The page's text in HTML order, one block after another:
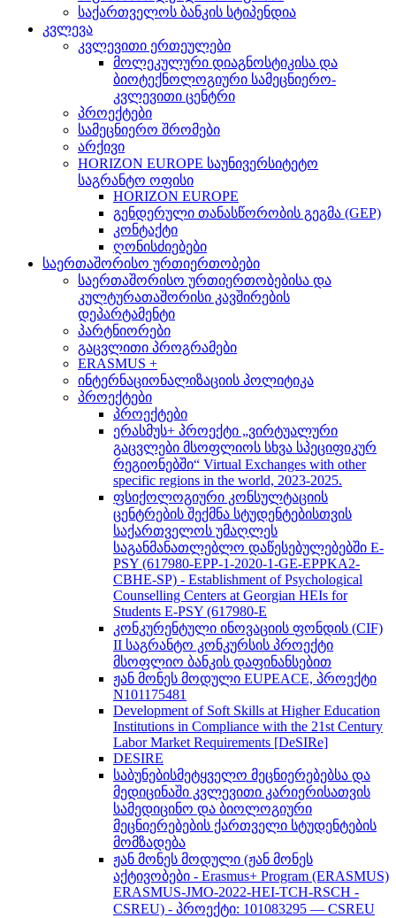
საქართველოს ბანკის სტიპენდია
კვლევა
კვლევითი ერთეულები
მოლეკულური დიაგნოსტიკისა და
ბიოტექნოლოგიური სამეცნიერო-
კვლევითი ცენტრი
პროექტები
სამეცნიერო შრომები
არქივი
HORIZON EUROPE საუნივერსიტეტო
საგრანტო ოფისი
HORIZON EUROPE
გენდერული თანასწორობის გეგმა (GEP)
კონტაქტი
ღონისძიებები
საერთაშორისო ურთიერთობები
საერთაშორისო ურთიერთობებისა და
კულტურათაშორისი კავშირების
დეპარტამენტი
პარტნიორები
გაცვლითი პროგრამები
ERASMUS +
ინტერნაციონალიზაციის პოლიტიკა
პროექტები
პროექტები
ერასმუს+ პროექტი „ვირტუალური
გაცვლები მსოფლიოს სხვა სპეციფიკურ
რეგიონებში“ Virtual Exchanges with other
specific regions in the world, 2023-2025.
ფსიქოლოგიური კონსულტაციის
ცენტრების შექმნა სტუდენტებისთვის
საქართველოს უმაღლეს
საგანმანათლებლო დაწესებულებებში E-
PSY (617980-EPP-1-2020-1-GE-EPPKA2-
CBHE-SP) - Establishment of Psychological
Counselling Centers at Georgian HEIs for
Students E-PSY (617980-E
კონკურენტული ინოვაციის ფონდის (CIF)
II საგრანტო კონკურსის პროექტი
მსოფლიო ბანკის დაფინანსებით
ჟან მონეს მოდული EUPEACE, პროექტი
N101175481
Development of Soft Skills at Higher Education
Institutions in Compliance with the 21st Century
Labor Market Requirements [DeSIRe]
DESIRE
საბუნებისმეტყველო მეცნიერებებსა და
მედიცინაში კვლევითი კარიერისათვის
სამედიცინო და ბიოლოგიური
მეცნიერებების ქართველი სტუდენტების
მომზადება
ჟან მონეს მოდული (ჟან მონეს
აქტივობები - Erasmus+ Program (ERASMUS)
ERASMUS-JMO-2022-HEI-TCH-RSCH -
CSREU) - პროექტი: 101083295 — CSREU